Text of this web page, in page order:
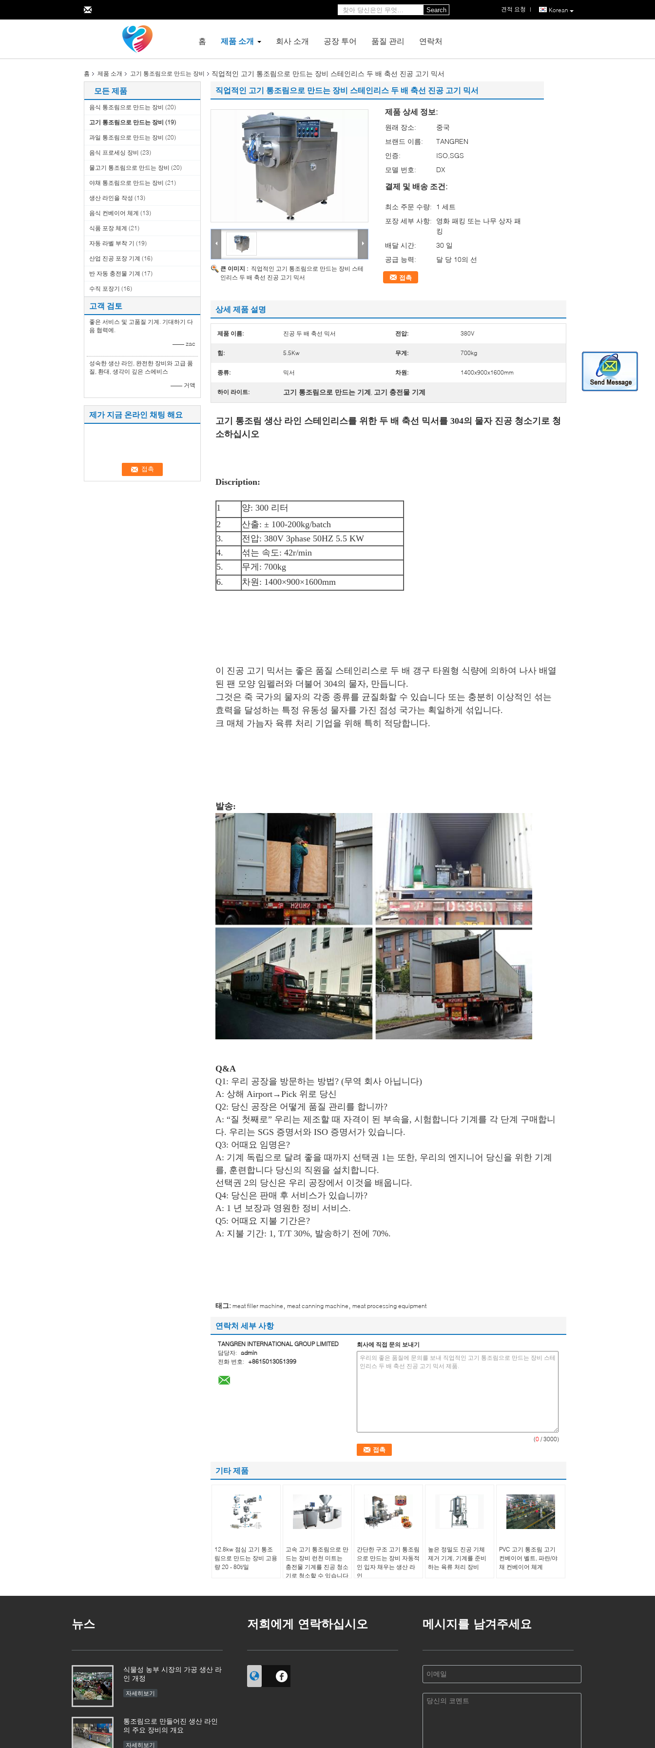
Korean
견적 요청 |
Search
홈 제품 소개 회사 소개 공장 투어 품질 관리 연락처
홈 제품 소개 고기 통조림으로 만드는 장비 직업적인 고기 통조림으로 만드는 장비 스테인리스 두 배 축선 진공 고기 믹서
모든 제품
음식 통조림으로 만드는 장비 (20)
고기 통조림으로 만드는 장비 (19)
과일 통조림으로 만드는 장비 (20)
음식 프로세싱 장비 (23)
물고기 통조림으로 만드는 장비 (20)
야채 통조림으로 만드는 장비 (21)
생산 라인을 작성 (13)
음식 컨베이어 체계 (13)
식품 포장 체계 (21)
자동 라벨 부착 기 (19)
산업 진공 포장 기계 (16)
반 자동 충전물 기계 (17)
수직 포장기 (16)
고객 검토
좋은 서비스 및 고품질 기계. 기대하기 다
음 협력에.
—— zac
성숙한 생산 라인, 완전한 장비와 고급 품
질, 환대, 생각이 깊은 스에비스
—— 거액
제가 지금 온라인 채팅 해요
직업적인 고기 통조림으로 만드는 장비 스테인리스 두 배 축선 진공 고기 믹서
큰 이미지 : 직업적인 고기 통조림으로 만드는 장비 스테
인리스 두 배 축선 진공 고기 믹서
제품 상세 정보:
원래 장소:
중국
브랜드 이름:
TANGREN
인증:
ISO,SGS
모델 번호:
DX
결제 및 배송 조건:
최소 주문 수량:
1 세트
포장 세부 사항:
영화 패킹 또는 나무 상자 패
킹
배달 시간:
30 일
공급 능력:
달 당 10의 선
접촉
상세 제품 설명
제품 이름: 진공 두 배 축선 믹서 전압: 380V
힘: 5.5Kw 무게: 700kg
종류: 믹서 차원: 1400x900x1600mm
하이 라이트: 고기 통조림으로 만드는 기계, 고기 충전물 기계
고기 통조림 생산 라인 스테인리스를 위한 두 배 축선 믹서를 304의 물자 진공 청소기로 청
소하십시오
Discription:
1
양: 300 리터
2
산출: ± 100-200kg/batch
3.
전압: 380V 3phase 50HZ 5.5 KW
4.
섞는 속도: 42r/min
5.
무게: 700kg
6.
차원: 1400×900×1600mm
이 진공 고기 믹서는 좋은 품질 스테인리스로 두 배 갱구 타원형 식량에 의하여 나사 배열
된 팬 모양 임펠러와 더불어 304의 물자, 만듭니다.
그것은 죽 국가의 물자의 각종 종류를 균질화할 수 있습니다 또는 충분히 이상적인 섞는
효력을 달성하는 특정 유동성 물자를 가진 점성 국가는 획일하게 섞입니다.
크 매체 가늠자 육류 처리 기업을 위해 특히 적당합니다.
발송:
Q&A
Q1: 우리 공장을 방문하는 방법? (무역 회사 아닙니다)
A: 상해 Airport→Pick 위로 당신
Q2: 당신 공장은 어떻게 품질 관리를 합니까?
A: “질 첫째로” 우리는 제조할 때 자격이 된 부속을, 시험합니다 기계를 각 단계 구매합니
다. 우리는 SGS 증명서와 ISO 증명서가 있습니다.
Q3: 어때요 임명은?
A: 기계 독립으로 달려 좋을 때까지 선택권 1는 또한, 우리의 엔지니어 당신을 위한 기계
를, 훈련합니다 당신의 직원을 설치합니다.
선택권 2의 당신은 우리 공장에서 이것을 배웁니다.
Q4: 당신은 판매 후 서비스가 있습니까?
A: 1 년 보장과 영원한 정비 서비스.
Q5: 어때요 지불 기간은?
A: 지불 기간: 1, T/T 30%, 발송하기 전에 70%.
태그: meat filler machine meat canning machine meat processing equipment
연락처 세부 사항
TANGREN INTERNATIONAL GROUP LIMITED
담당자: admin
전화 번호:
+8615013051399
회사에 직접 문의 보내기
(0 / 3000)
기타 제품
12.8kw 점심 고기 통조
림으로 만드는 장비 고용
량 20 - 80t/일
고속 고기 통조림으로 만
드는 장비 런천 미트는
충전물 기계를 진공 청소
기로 청소할 수 있습니다
간단한 구조 고기 통조림
으로 만드는 장비 자동적
인 입자 채우는 생산 라
인
높은 정밀도 진공 기체
제거 기계, 기계를 준비
하는 육류 처리 장비
PVC 고기 통조림 고기
컨베이어 벨트, 파란/야
채 컨베이어 체계
뉴스
식물성 농부 시장의 가공 생산 라
인 개정
자세히보기
통조림으로 만들어진 생산 라인
의 주요 장비의 개요
자세히보기
저희에게 연락하십시오 메시지를 남겨주세요